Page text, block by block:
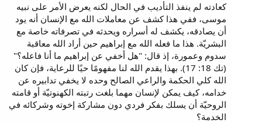
كعادته لم ينفذ التأديب في الحال لكنه يعرض الأمر على نبيه
موسى، ففي هذا كشف عن معاملات الله مع الإنسان أنه يود
أن يصادقه، يكشف له أسراره ويحدثه في تصرفاته خاصة مع
البشريّة. هذا ما فعله الله مع إبراهيم حين أراد الله معاقبة
سدوم وعمورة، إذ قال: "هل أخفي عن إبراهيم ما أنا فاعله؟"
(تك 18: 17). بهذا يقدم الله لنا مفهومًا حيًا للرعاية، فإن كان
الله كلي الحكمة والراعي الصالح وحده لا يخفي تدابيره عن
خدامه، كيف يمكن لإنسان مهما بلغت رتبته الكهنوتيّة أو قامته
الروحيّة أن يسلك بفكر فردي دون مشاركة إخوته وشركائه في
الخدمة؟